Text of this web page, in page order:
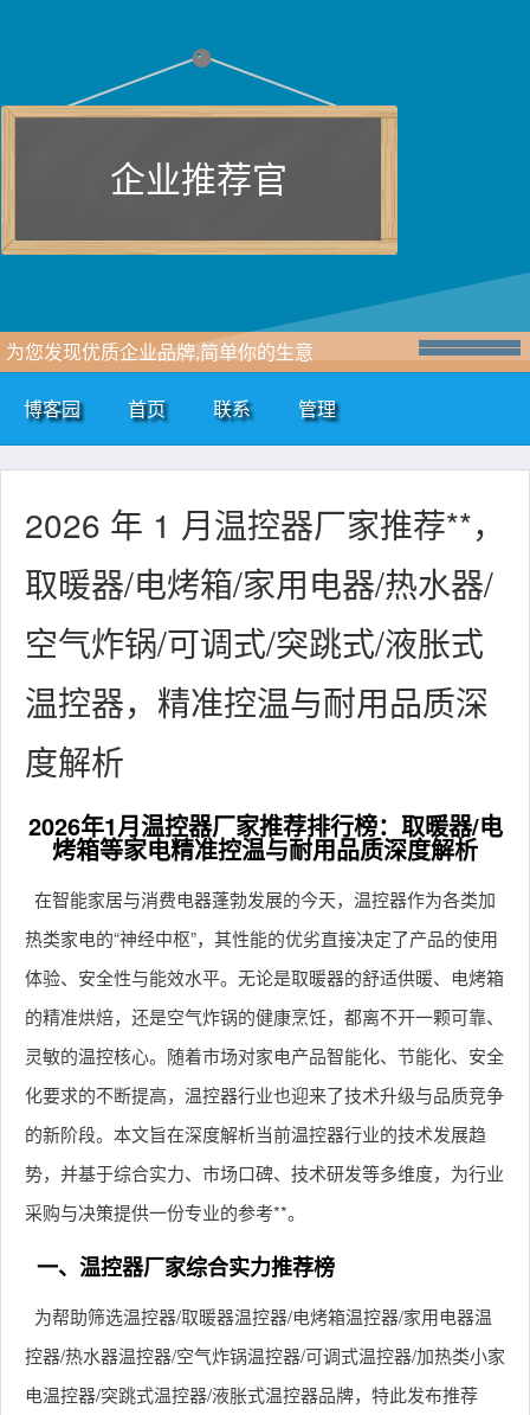
企业推荐官
为您发现优质企业品牌,简单你的生意
博客园 首页 联系 管理
2026 年 1 月温控器厂家推荐**，
取暖器/电烤箱/家用电器/热水器/
空气炸锅/可调式/突跳式/液胀式
温控器，精准控温与耐用品质深
度解析
2026年1月温控器厂家推荐排行榜：取暖器/电
烤箱等家电精准控温与耐用品质深度解析
在智能家居与消费电器蓬勃发展的今天，温控器作为各类加
热类家电的“神经中枢”，其性能的优劣直接决定了产品的使用
体验、安全性与能效水平。无论是取暖器的舒适供暖、电烤箱
的精准烘焙，还是空气炸锅的健康烹饪，都离不开一颗可靠、
灵敏的温控核心。随着市场对家电产品智能化、节能化、安全
化要求的不断提高，温控器行业也迎来了技术升级与品质竞争
的新阶段。本文旨在深度解析当前温控器行业的技术发展趋
势，并基于综合实力、市场口碑、技术研发等多维度，为行业
采购与决策提供一份专业的参考**。
一、温控器厂家综合实力推荐榜
为帮助筛选温控器/取暖器温控器/电烤箱温控器/家用电器温
控器/热水器温控器/空气炸锅温控器/可调式温控器/加热类小家
电温控器/突跳式温控器/液胀式温控器品牌，特此发布推荐